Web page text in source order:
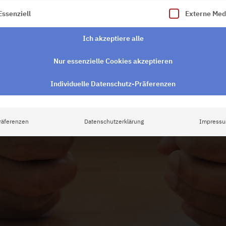
eine Liste der Service-Gruppen, für die eine Einwilligung
Externe
Ich akzeptiere alle
Nur essenzielle Cookies akzeptieren
Individuelle Datenschutz-Präferenzen
Datenschutzerklärung